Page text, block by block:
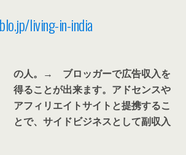
living-in-india
の人。→ ブロッガーで広告収入を
得ることが出来ます。アドセンスや
アフィリエイトサイトと提携するこ
とで、サイドビジネスとして副収入